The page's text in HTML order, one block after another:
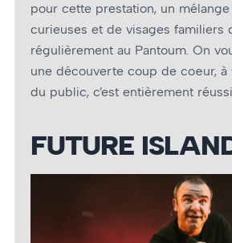
pour cette prestation, un
curieuses et de visages familiers
régulièrement au Pantoum. On
une découverte coup de cœur, à
du public, c’est entièrement
FUTURE